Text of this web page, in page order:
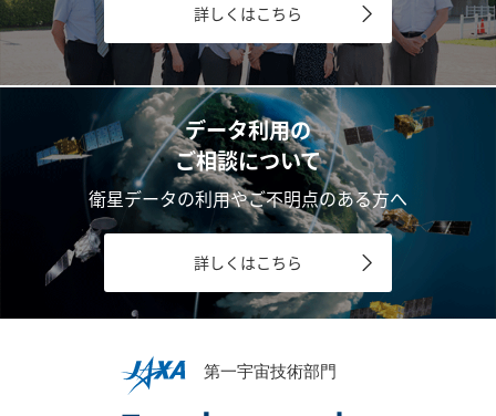
詳しくはこちら
データ利用の
ご相談について
衛星データの利用やご不明点のある方へ
詳しくはこちら